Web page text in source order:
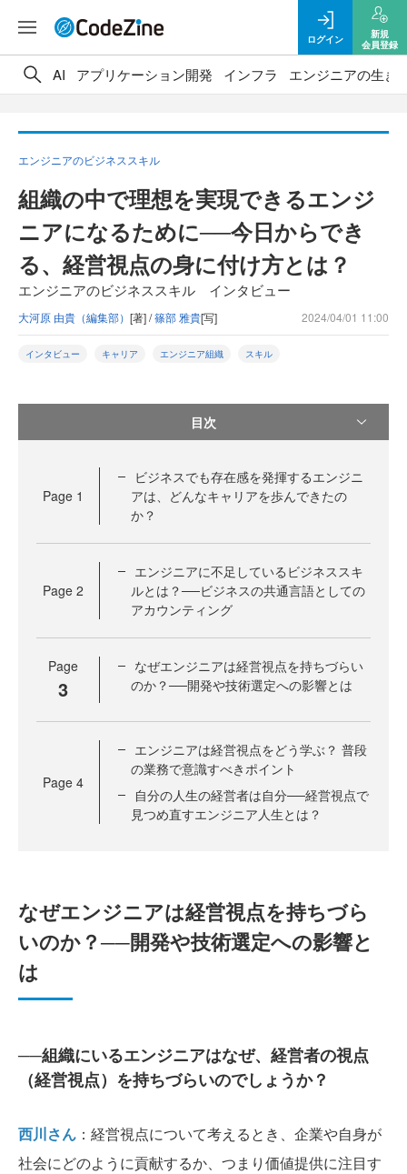
ログイン
新規
会員登録
AI アプリケーション開発 インフラ エンジニアの生き
エンジニアのビジネススキル
組織の中で理想を実現できるエンジ
ニアになるために──今日からでき
る、経営視点の身に付け方とは？
エンジニアのビジネススキル インタビュー
大河原 由貴（編集部） [著] /篠部 雅貴[写] 2024/04/01 11:00
インタビュー キャリア エンジニア組織 スキル
目次
Page 1
ビジネスでも存在感を発揮するエンジニ
アは、どんなキャリアを歩んできたの
か？
Page 2
エンジニアに不足しているビジネススキ
ルとは？──ビジネスの共通言語としての
アカウンティング
Page
3
なぜエンジニアは経営視点を持ちづらい
のか？──開発や技術選定への影響とは
Page 4
エンジニアは経営視点をどう学ぶ？ 普段
の業務で意識すべきポイント
自分の人生の経営者は自分──経営視点で
見つめ直すエンジニア人生とは？
なぜエンジニアは経営視点を持ちづら
いのか？──開発や技術選定への影響と
は
──組織にいるエンジニアはなぜ、経営者の視点
（経営視点）を持ちづらいのでしょうか？
西川さん ：経営視点について考えるとき、企業や自身が
社会にどのように貢献するか、つまり価値提供に注目す